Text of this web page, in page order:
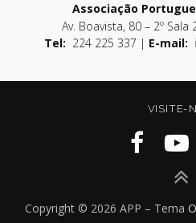
Associação
Av. Boavista, 80 – 2º
Tel: 224 225 337 | E-mail:
VISITE-
Copyright © 2026 APP – Tema